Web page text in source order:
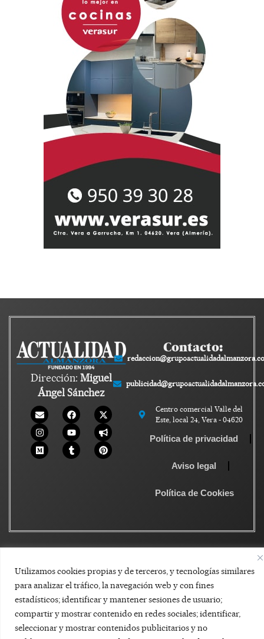
Utilizamos cookies propias y de terceros, y tecnologías similares
para analizar el tráfico, la navegación web y con fines
estadísticos; identificar y mantener sesiones de usuario;
compartir y mostrar contenido en redes sociales; identificar,
seleccionar y mostrar contenidos publicitarios y no
Dirección: Miguel
Ángel Sánchez
Contacto:
Centro comercial Valle del
Este, local 24, Vera - 04620
Política de privacidad
Aviso legal
Política de Cookies